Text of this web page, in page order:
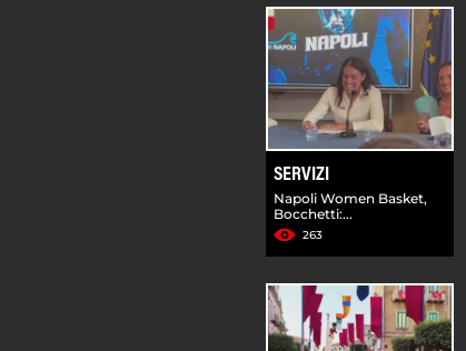
SERVIZI
Napoli Women Basket,
Bocchetti:...
263